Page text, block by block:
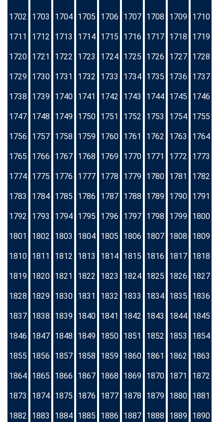
1702 1703 1704 1705 1706 1707 1708 1709 1710
1711 1712 1713 1714 1715 1716 1717 1718 1719
1720 1721 1722 1723 1724 1725 1726 1727 1728
1729 1730 1731 1732 1733 1734 1735 1736 1737
1738 1739 1740 1741 1742 1743 1744 1745 1746
1747 1748 1749 1750 1751 1752 1753 1754 1755
1756 1757 1758 1759 1760 1761 1762 1763 1764
1765 1766 1767 1768 1769 1770 1771 1772 1773
1774 1775 1776 1777 1778 1779 1780 1781 1782
1783 1784 1785 1786 1787 1788 1789 1790 1791
1792 1793 1794 1795 1796 1797 1798 1799 1800
1801 1802 1803 1804 1805 1806 1807 1808 1809
1810 1811 1812 1813 1814 1815 1816 1817 1818
1819 1820 1821 1822 1823 1824 1825 1826 1827
1828 1829 1830 1831 1832 1833 1834 1835 1836
1837 1838 1839 1840 1841 1842 1843 1844 1845
1846 1847 1848 1849 1850 1851 1852 1853 1854
1855 1856 1857 1858 1859 1860 1861 1862 1863
1864 1865 1866 1867 1868 1869 1870 1871 1872
1873 1874 1875 1876 1877 1878 1879 1880 1881
1882 1883 1884 1885 1886 1887 1888 1889 1890